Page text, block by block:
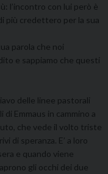
l’incontro con lui però è
più credettero per la sua
parola che noi
e sappiamo che questi
delle linee pastorali
di Emmaus in cammino a
che vede il volto triste
di speranza. E’ a loro
e quando viene
gli occhi dei due